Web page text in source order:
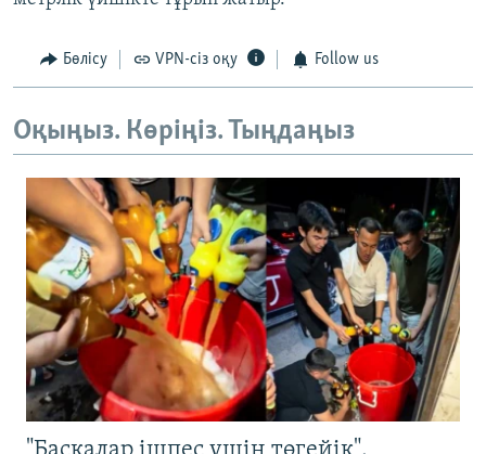
Бөлісу VPN-сіз оқу Follow us
Оқыңыз. Көріңіз. Тыңдаңыз